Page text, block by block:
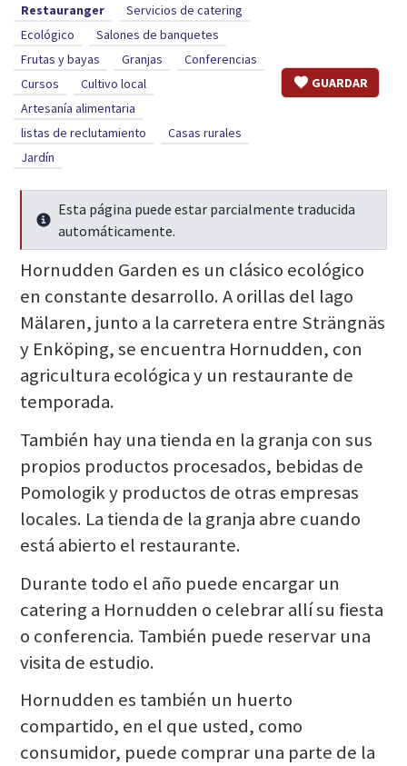
GUARDAR
Restauranger
Servicios de catering
Ecológico
Salones de banquetes
Frutas y bayas
Granjas
Conferencias
Cursos
Cultivo local
Artesanía alimentaria
listas de reclutamiento
Casas rurales
Jardín
Seguir leyendo
Esta página puede estar parcialmente traducida
automáticamente.
Hornudden Garden es un clásico ecológico
en constante desarrollo. A orillas del lago
Mälaren, junto a la carretera entre Strängnäs
y Enköping, se encuentra Hornudden, con
agricultura ecológica y un restaurante de
temporada.
También hay una tienda en la granja con sus
propios productos procesados, bebidas de
Pomologik y productos de otras empresas
locales. La tienda de la granja abre cuando
está abierto el restaurante.
Durante todo el año puede encargar un
catering a Hornudden o celebrar allí su fiesta
o conferencia. También puede reservar una
visita de estudio.
Hornudden es también un huerto
compartido, en el que usted, como
consumidor, puede comprar una parte de la